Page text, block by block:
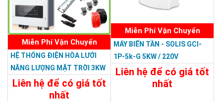
Miễn Phí Vận Chuyển
HỆ THỐNG ĐIỆN HÒA LƯỚI
NĂNG LƯỢNG MẶT TRỜI 3KW
Liên hệ để có giá tốt
nhất
Miễn Phí Vận Chuyển
MÁY BIẾN TẦN - SOLIS GCI-
1P-5k-G 5KW / 220V
Liên hệ để có giá tốt
nhất